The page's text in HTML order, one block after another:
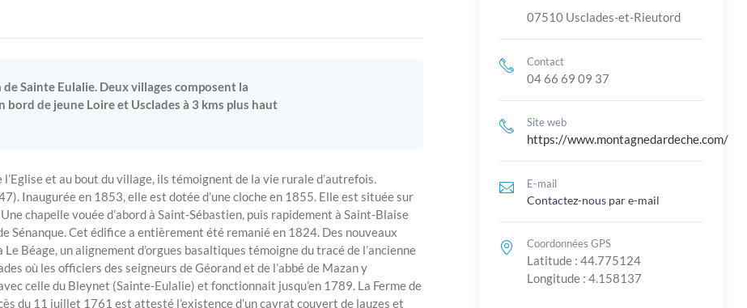
Sainte Eulalie. Deux villages composent la
de jeune Loire et Usclades à 3 kms plus haut
et au bout du village, ils témoignent de la vie rurale d’autrefois.
Inaugurée en 1853, elle est dotée d’une cloche en 1855. Elle est située sur
chapelle vouée d’abord à Saint-Sébastien, puis rapidement à Saint-Blaise
Sénanque. Cet édifice a entièrement été remanié en 1824. Des nouveaux
Béage, un alignement d’orgues basaltiques témoigne du tracé de l’ancienne
où les officiers des seigneurs de Géorand et de l’abbé de Mazan y
celle du Bleynet (Sainte-Eulalie) et fonctionnait jusqu’en 1789. La Ferme de
du 11 juillet 1761 est attesté l’existence d’un cayrat couvert de lauzes et
07510 Usclades-et-Rieutord
Contact
04 66 69 09 37
Site web
https://www.montagnedardeche.com/
E-mail
Contactez-nous par e-mail
Coordonnées GPS
Latitude : 44.775124
Longitude : 4.158137